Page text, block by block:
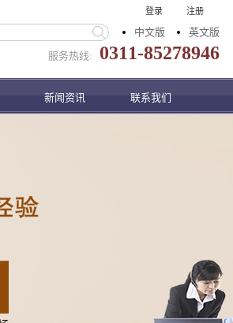
服务热线: 0311-85278946
中文版 英文版
登录 注册
新闻资讯 联系我们